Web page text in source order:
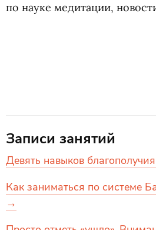
по науке медитации,
Записи занятий
Девять навыков
Как заниматься по системе
→